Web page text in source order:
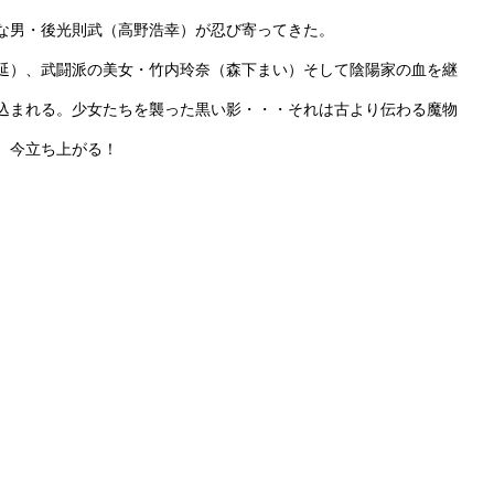
・後光則武（高野浩幸）が忍び寄ってきた。
、武闘派の美女・竹内玲奈（森下まい）そして陰陽家の血を継
れる。少女たちを襲った黒い影・・・それは古より伝わる魔物
立ち上がる！